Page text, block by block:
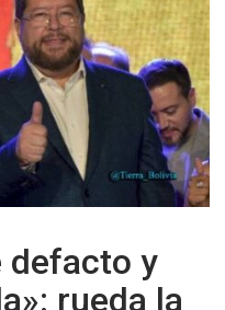
defacto y
rueda la